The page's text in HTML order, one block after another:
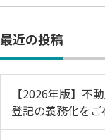
最近の投稿
【2026年版】不
登記の義務化をご